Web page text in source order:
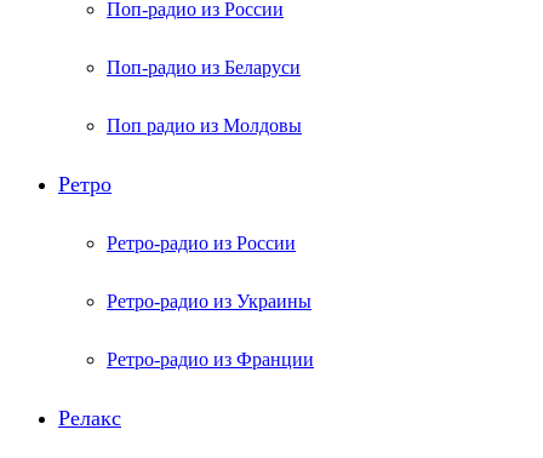
Поп-радио из России
Поп-радио из Беларуси
Поп радио из Молдовы
Ретро
Ретро-радио из России
Ретро-радио из Украины
Ретро-радио из Франции
Релакс